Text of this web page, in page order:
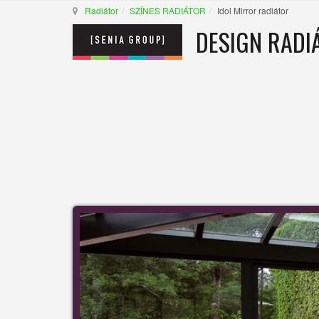
Radiátor SZÍNES RADIÁTOR Idol Mirror radiátor
DESIGN